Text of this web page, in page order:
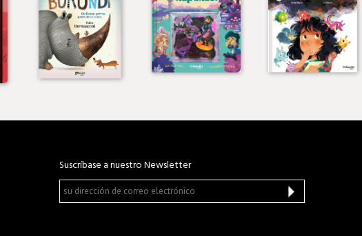
Suscríbase a nuestro Newsletter